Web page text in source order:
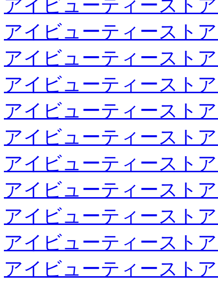
アイビューティースト
アイビューティースト
アイビューティースト
アイビューティースト
アイビューティースト
アイビューティースト
アイビューティースト
アイビューティースト
アイビューティースト
アイビューティースト
アイビューティースト